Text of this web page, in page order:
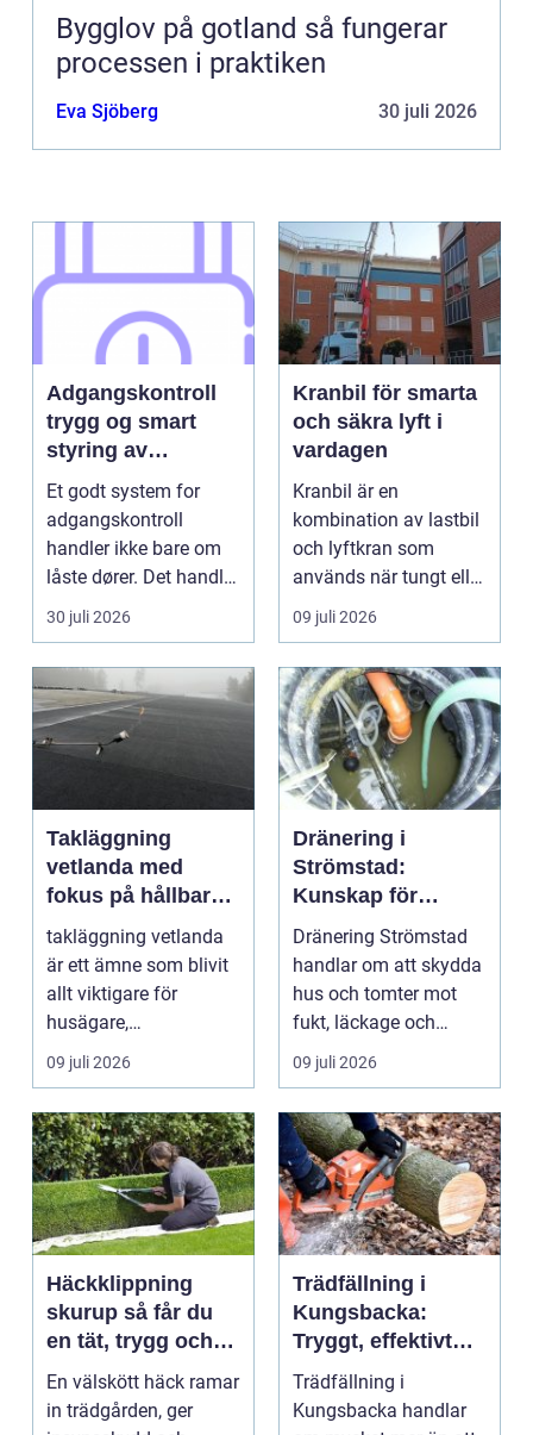
Bygglov på gotland så fungerar
processen i praktiken
Eva Sjöberg 30 juli 2026
Adgangskontroll
trygg og smart
styring av
tilganger
Et godt system for
adgangskontroll
handler ikke bare om
låste dører. Det handler
om å ha oversikt, k...
30 juli 2026
Kranbil för smarta
och säkra lyft i
vardagen
Kranbil är en
kombination av lastbil
och lyftkran som
används när tungt eller
skrymma...
09 juli 2026
Takläggning
vetlanda med
fokus på hållbara
tak och trygga hus
takläggning vetlanda
är ett ämne som blivit
allt viktigare för
husägare,
bostadsrättsföreningar
och ...
09 juli 2026
Dränering i
Strömstad:
Kunskap för
tryggare
husgrunder
Dränering Strömstad
handlar om att skydda
hus och tomter mot
fukt, läckage och
l&arin...
09 juli 2026
Häckklippning
skurup så får du
en tät, trygg och
snygg häck året
runt
En välskött häck ramar
in trädgården, ger
Trädfällning i
Kungsbacka:
Tryggt, effektivt
och med omtanke
om hela tomten
Trädfällning i
Kungsbacka handlar